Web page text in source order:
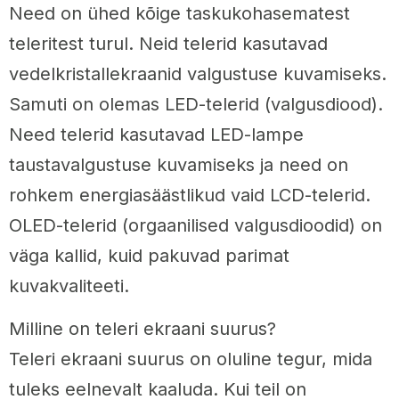
Need on ühed kõige taskukohasematest
teleritest turul. Neid telerid kasutavad
vedelkristallekraanid valgustuse kuvamiseks.
Samuti on olemas LED-telerid (valgusdiood).
Need telerid kasutavad LED-lampe
taustavalgustuse kuvamiseks ja need on
rohkem energiasäästlikud vaid LCD-telerid.
OLED-telerid (orgaanilised valgusdioodid) on
väga kallid, kuid pakuvad parimat
kuvakvaliteeti.
Milline on teleri ekraani suurus?
Teleri ekraani suurus on oluline tegur, mida
tuleks eelnevalt kaaluda. Kui teil on